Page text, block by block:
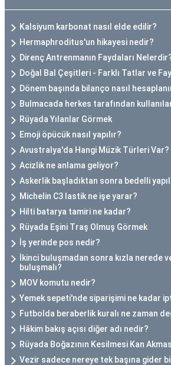
Kalsiyum karbonat nasıl elde edilir?
Hermaphroditus'un hikayesi nedir?
Direnç Antrenmanın Faydaları
Doğal Bal Çeşitleri - Farklı Tatlar ve
Dönem başında bilanço nasıl
Bulmacada herkes tarafından
Rüyada Yılanlar Görmek
Emoji öpücük nasıl yapılır?
Avustralya'da Hangi Müzik Türleri Var?
Acizlik ne anlama geliyor?
Askerlik başladıktan sonra bedelli
Michelin C3 lastik ne işe yarar?
Hilti batarya tamiri ne kadar?
Rüyada Eşini Traş Olmuş Görmek
İş yerinde pos nedir?
İkinci buluşmadan sonra kızla nerede
buluşmalı?
MOV komutu nedir?
Yemek sepeti'nde siparişimi ne kadar
Futbolda beraberlik kuralı ne zaman
Hâkim bakış açısı diğer adı nedir?
Rüyada Boğazının Kesilmesi Kan
Vezir sadece nereye tek başına gider